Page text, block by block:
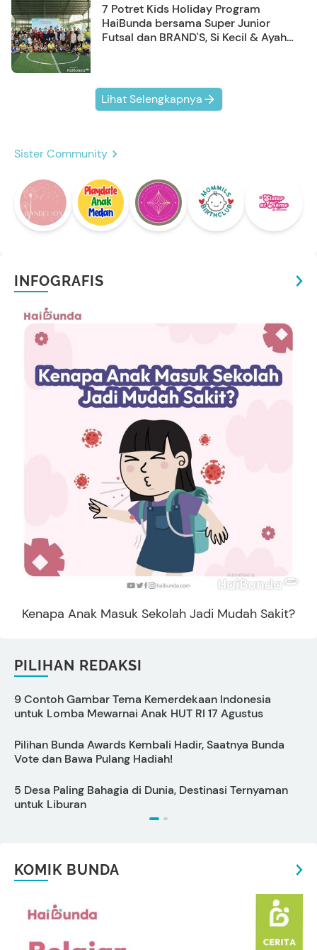
7 Potret Kids Holiday Program
HaiBunda bersama Super Junior
Futsal dan BRAND'S, Si Kecil & Ayah
Lihat Selengkapnya
Sister Community
INFOGRAFIS
Kenapa Anak Masuk Sekolah Jadi Mudah Sakit?
PILIHAN REDAKSI
9 Contoh Gambar Tema Kemerdekaan Indonesia
untuk Lomba Mewarnai Anak HUT RI 17 Agustus
Pilihan Bunda Awards Kembali Hadir, Saatnya Bunda
Vote dan Bawa Pulang Hadiah!
5 Desa Paling Bahagia di Dunia, Destinasi Ternyaman
untuk Liburan
KOMIK BUNDA